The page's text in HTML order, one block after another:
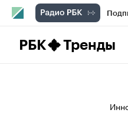
РБК Тренды